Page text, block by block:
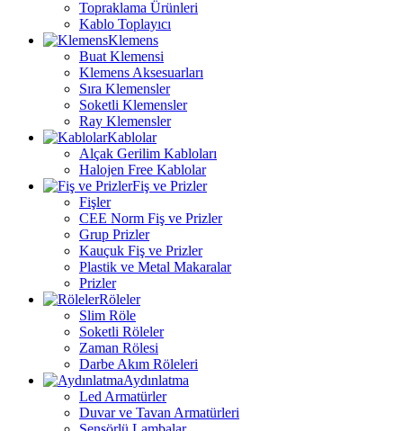
Topraklama Ürünleri
Kablo Toplayıcı
Klemens
Buat Klemensi
Klemens Aksesuarları
Sıra Klemensler
Soketli Klemensler
Ray Klemensler
Kablolar
Alçak Gerilim Kabloları
Halojen Free Kablolar
Fiş ve Prizler
Fişler
CEE Norm Fiş ve Prizler
Grup Prizler
Kauçuk Fiş ve Prizler
Plastik ve Metal Makaralar
Prizler
Röleler
Slim Röle
Soketli Röleler
Zaman Rölesi
Darbe Akım Röleleri
Aydınlatma
Led Armatürler
Duvar ve Tavan Armatürleri